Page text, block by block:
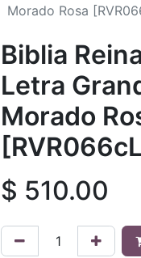
Morado Rosa
Biblia
Letra
Morado
$ 510.00